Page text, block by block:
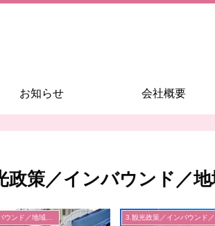
お知らせ 会社概要
政策／インバウンド／
3.観光政策／インバウンド／地域経済